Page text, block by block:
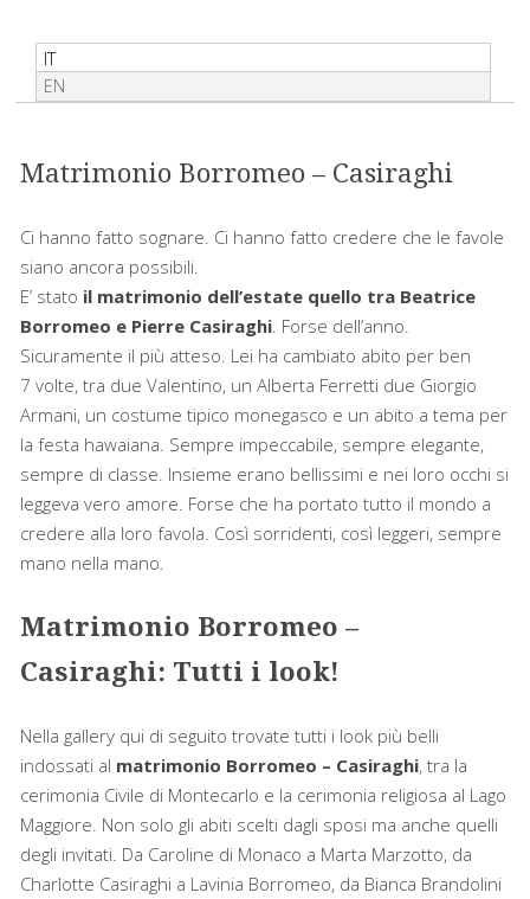
IT
EN
Matrimonio Borromeo – Casiraghi
Ci hanno fatto sognare. Ci hanno fatto credere che le favole
siano ancora possibili.
E’ stato il matrimonio dell’estate quello tra Beatrice
Borromeo e Pierre Casiraghi . Forse dell’anno.
Sicuramente il più atteso. Lei ha cambiato abito per ben
7 volte, tra due Valentino, un Alberta Ferretti due Giorgio
Armani, un costume tipico monegasco e un abito a tema per
la festa hawaiana. Sempre impeccabile, sempre elegante,
sempre di classe. Insieme erano bellissimi e nei loro occhi si
leggeva vero amore. Forse che ha portato tutto il mondo a
credere alla loro favola. Così sorridenti, così leggeri, sempre
mano nella mano.
Matrimonio Borromeo –
Casiraghi: Tutti i look!
Nella gallery qui di seguito trovate tutti i look più belli
indossati al matrimonio Borromeo – Casiraghi, tra la
cerimonia Civile di Montecarlo e la cerimonia religiosa al Lago
Maggiore. Non solo gli abiti scelti dagli sposi ma anche quelli
degli invitati. Da Caroline di Monaco a Marta Marzotto, da
Charlotte Casiraghi a Lavinia Borromeo, da Bianca Brandolini